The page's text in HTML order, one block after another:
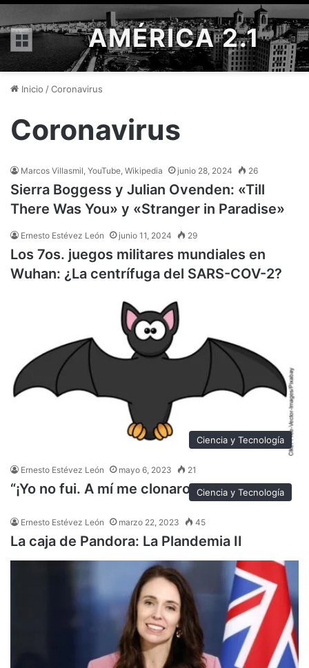
Menú AMÉRICA 2.1
Inicio /Coronavirus
Coronavirus
Marcos Villasmil, YouTube, Wikipedia junio 28, 2024 26
Sierra Boggess y Julian Ovenden: «Till
There Was You» y «Stranger in Paradise»
Ernesto Estévez León junio 11, 2024 29
Los 7os. juegos militares mundiales en
Wuhan: ¿La centrífuga del SARS-COV-2?
Ciencia y Tecnología
Ernesto Estévez León mayo 6, 2023 21
“¡Yo no fui. A mí me clonaron mi virus!”
Ciencia y Tecnología
Ernesto Estévez León marzo 22, 2023 45
La caja de Pandora: La Plandemia II